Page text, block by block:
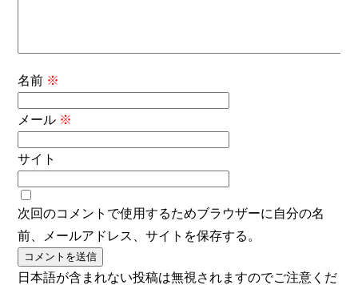
名前 ※
メール ※
サイト
次回のコメントで使用するためブラウザーに自分の名
前、メールアドレス、サイトを保存する。
日本語が含まれない投稿は無視されますのでご注意くだ